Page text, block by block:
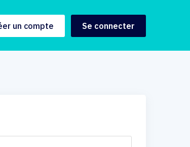
un compte Se connecter